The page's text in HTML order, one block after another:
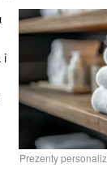
Prezenty
i